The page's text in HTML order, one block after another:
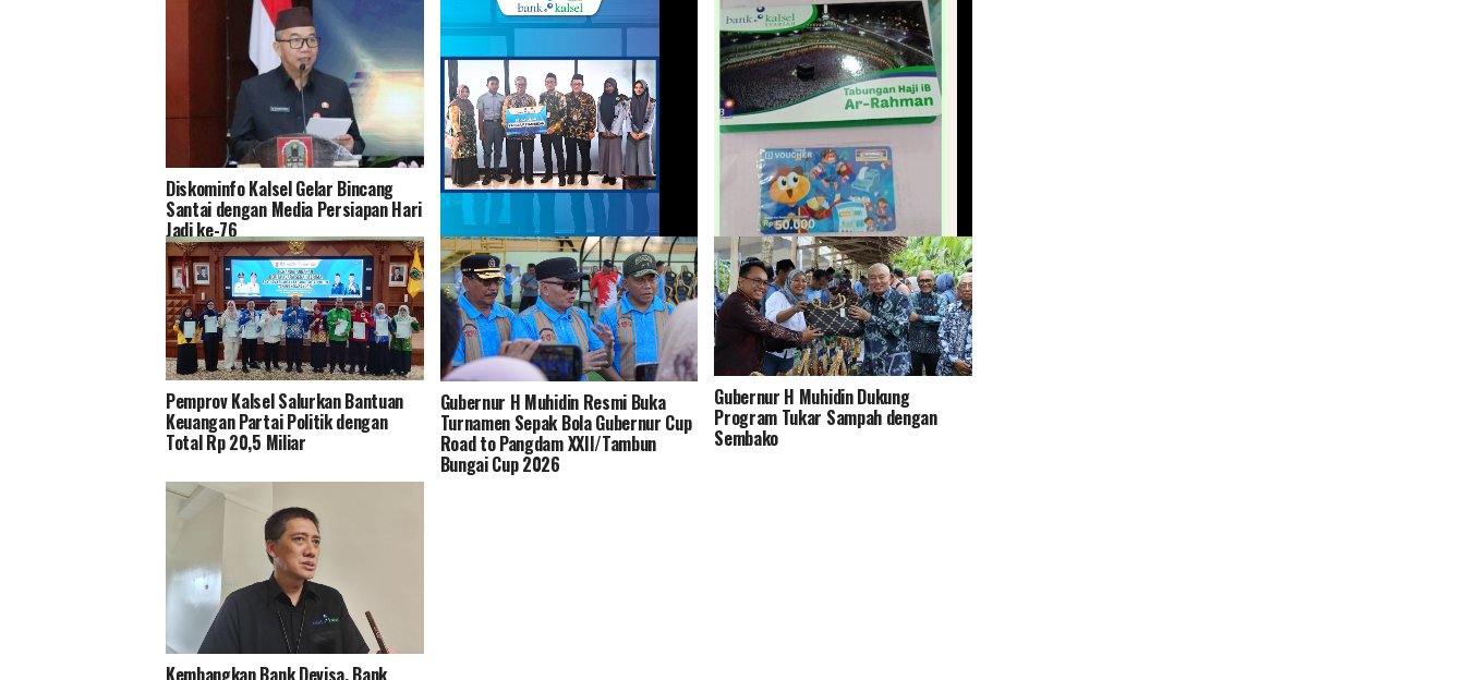
Diskominfo Kalsel Gelar Bincang
Santai dengan Media Persiapan Hari
Jadi ke-76
Bank Kalsel Salurkan Bantuan
Pendidikan kepada 54 Siswa(i) SMK
Maestro Islamic School
Banjarmasin
Akhirnya Saya Memiliki Tabungan
Haji, Terima Kasih Bank Kalsel
Syariah – Oleh: Muhammad Junaidi
Nasri (MAHAJUNA)
Pemprov Kalsel Salurkan Bantuan
Keuangan Partai Politik dengan
Total Rp 20,5 Miliar
Gubernur H Muhidin Resmi Buka
Turnamen Sepak Bola Gubernur Cup
Road to Pangdam XXII/Tambun
Bungai Cup 2026
Gubernur H Muhidin Dukung
Program Tukar Sampah dengan
Sembako
Kembangkan Bank Devisa, Bank